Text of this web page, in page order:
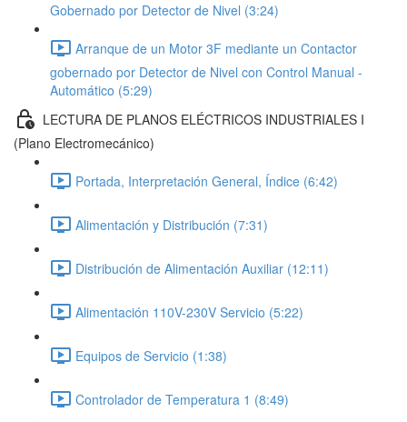
Gobernado por Detector de Nivel (3:24)
Arranque de un Motor 3F mediante un Contactor
gobernado por Detector de Nivel con Control Manual -
Automático (5:29)
LECTURA DE PLANOS ELÉCTRICOS INDUSTRIALES I
(Plano Electromecánico)
Portada, Interpretación General, Índice (6:42)
Alimentación y Distribución (7:31)
Distribución de Alimentación Auxiliar (12:11)
Alimentación 110V-230V Servicio (5:22)
Equipos de Servicio (1:38)
Controlador de Temperatura 1 (8:49)